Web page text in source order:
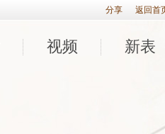
分享 返回首
视频 新表